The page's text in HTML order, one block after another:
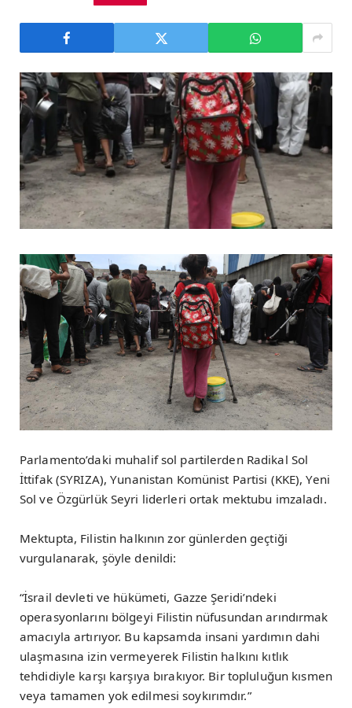
Parlamento’daki muhalif sol partilerden Radikal Sol
İttifak (SYRIZA), Yunanistan Komünist Partisi (KKE), Yeni
Sol ve Özgürlük Seyri liderleri ortak mektubu imzaladı.
Mektupta, Filistin halkının zor günlerden geçtiği
vurgulanarak, şöyle denildi:
“İsrail devleti ve hükümeti, Gazze Şeridi’ndeki
operasyonlarını bölgeyi Filistin nüfusundan arındırmak
amacıyla artırıyor. Bu kapsamda insani yardımın dahi
ulaşmasına izin vermeyerek Filistin halkını kıtlık
tehdidiyle karşı karşıya bırakıyor. Bir topluluğun kısmen
veya tamamen yok edilmesi soykırımdır.”